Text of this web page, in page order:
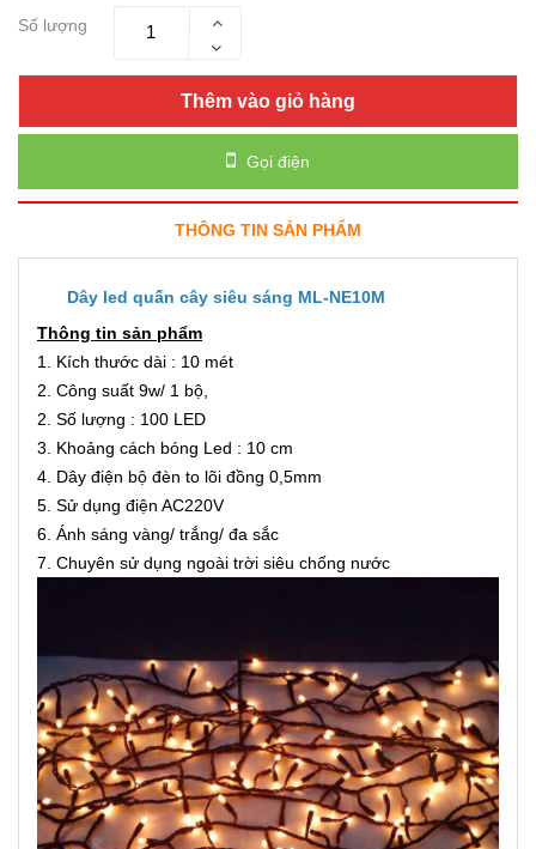
Số lượng
Thêm vào giỏ hàng
Gọi điện
THÔNG TIN SẢN PHẨM
Dây led quấn cây siêu sáng ML-NE10M
Thông tin sản phẩm
1. Kích thước dài : 10 mét
2. Công suất 9w/ 1 bộ,
2. Số lượng : 100 LED
3. Khoảng cách bóng Led : 10 cm
4. Dây điện bộ đèn to lõi đồng 0,5mm
5. Sử dụng điện AC220V
6. Ánh sáng vàng/ trắng/ đa sắc
7. Chuyên sử dụng ngoài trời siêu chống nước